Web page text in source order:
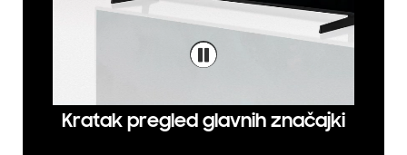
Kratak pregled glavnih značajki